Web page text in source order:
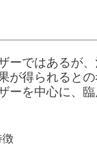
ーではあるが
得られると
ーを中心に、